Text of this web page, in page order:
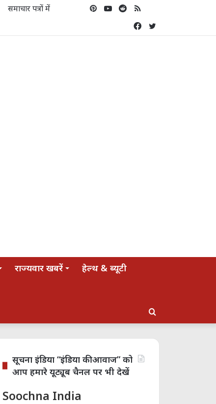
समाचार पत्रों में
RSS
Reddit
YouTube
Pinterest
Facebook
राज्यवार खबरें
हेल्थ & ब्यूटी
Search
सूचना इंडिया “इंडिया की आवाज” को
आप हमारे यूट्यूब चैनल पर भी देखें
Soochna India